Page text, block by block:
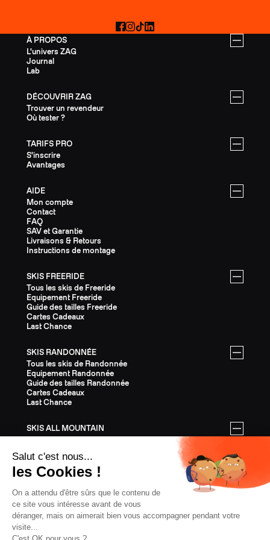
À PROPOS
L'univers ZAG
Journal
Lab
DÉCOUVRIR ZAG
Trouver un revendeur
Où tester ?
TARIFS PRO
S'inscrire
Avantages
AIDE
Mon compte
Contact
FAQ
SAV et Garantie
Livraisons & Retours
Instructions de montage
SKIS FREERIDE
Tous les skis de Freeride
Equipement Freeride
Guide des tailles Freeride
Cartes Cadeaux
Last Chance
SKIS RANDONNÉE
Tous les skis de Randonnée
Equipement Randonnée
Guide des tailles Randonnée
Cartes Cadeaux
Last Chance
SKIS ALL MOUNTAIN
Guide des tailles All Mountain
Cartes Cadeaux
Last Chance
ÉQUIPEMENT
Tout l'Équipement
Casques
Fixations
Facebook
Instagram
TikTokLinkedIn